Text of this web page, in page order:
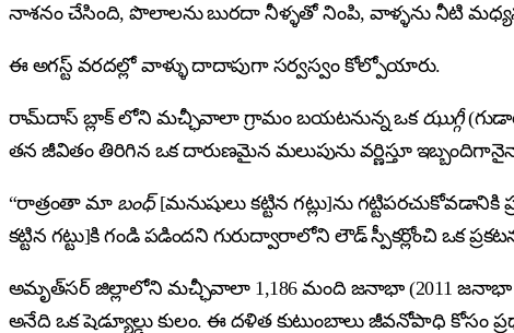
నాశనం చేసింది, పొలాలను బురదా నీళ్ళతో నింపి, వాళ్ళను నీటి
ఈ అగస్ట్ వరదల్లో వాళ్ళు దాదాపుగా సర్వస్వం కోల్పోయారు.
రామ్‌దాస్ బ్లాక్ లోని మచ్ఛీవాలా గ్రామం బయటనున్న ఒక ఝుగ్గీ
తన జీవితం తిరిగిన ఒక దారుణమైన మలుపును వర్ణిస్తూ
“రాత్రంతా మా బంధ్[మనుషులు కట్టిన గట్లు]ను
కట్టిన గట్టు]కి గండి పడిందని గురుద్వారాలోని లౌడ్ స్పీకర్లోంచి ఒక
అమృత్‌సర్ జిల్లాలోని మచ్ఛీవాలా 1,186 మంది జనాభా (2011 జనాభా
అనేది ఒక షెడ్యూల్డు కులం. ఈ దళిత కుటుంబాలు జీవనోపాధి కోసం